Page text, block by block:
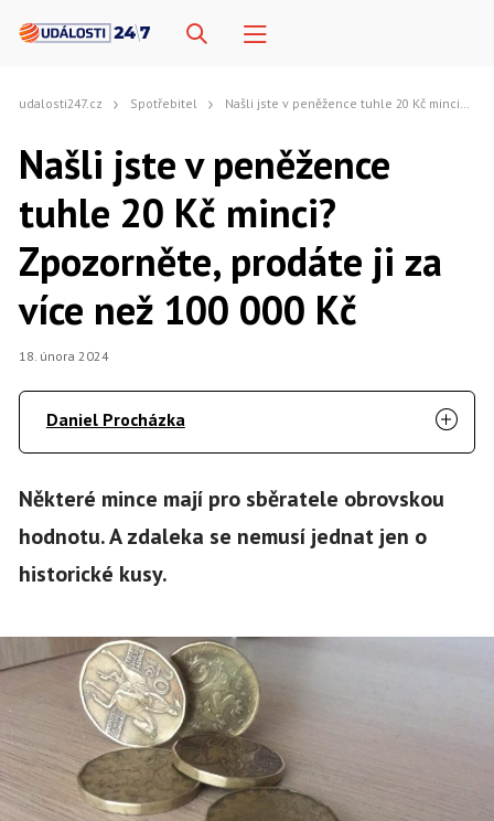
udalosti247.cz Spotřebitel Našli jste v peněžence tuhle 20 Kč minci? Zpozorněte, prodáte ji za více než 100 000 Kč
Našli jste v peněžence
tuhle 20 Kč minci?
Zpozorněte, prodáte ji za
více než 100 000 Kč
18. února 2024
Daniel Procházka
Některé mince mají pro sběratele obrovskou
hodnotu. A zdaleka se nemusí jednat jen o
historické kusy.